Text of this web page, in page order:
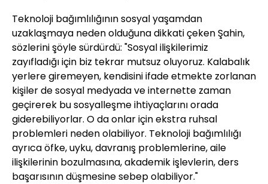
Teknoloji bağımlılığının sosyal yaşamdan
uzaklaşmaya neden olduğuna dikkati çeken Şahin,
sözlerini şöyle sürdürdü: "Sosyal ilişkilerimiz
zayıfladığı için biz tekrar mutsuz oluyoruz. Kalabalık
yerlere giremeyen, kendisini ifade etmekte zorlanan
kişiler de sosyal medyada ve internette zaman
geçirerek bu sosyalleşme ihtiyaçlarını orada
giderebiliyorlar. O da onlar için ekstra ruhsal
problemleri neden olabiliyor. Teknoloji bağımlılığı
ayrıca öfke, uyku, davranış problemlerine, aile
ilişkilerinin bozulmasına, akademik işlevlerin, ders
başarısının düşmesine sebep olabiliyor."